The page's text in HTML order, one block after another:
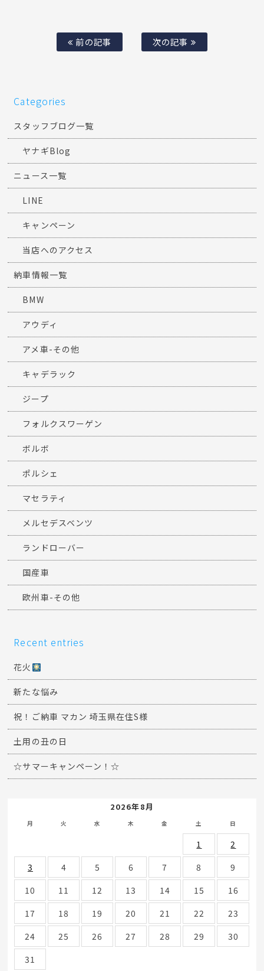
前の記事 次の記事
Categories
スタッフブログ一覧
ヤナギBlog
ニュース一覧
LINE
キャンペーン
当店へのアクセス
納車情報一覧
BMW
アウディ
アメ車-その他
キャデラック
ジープ
フォルクスワーゲン
ボルボ
ポルシェ
マセラティ
メルセデスベンツ
ランドローバー
国産車
欧州車-その他
Recent entries
花火
新たな悩み
祝！ご納車 マカン 埼玉県在住S様
土用の丑の日
☆サマーキャンペーン！☆
2026年8月
月 火 水 木 金 土 日
1
2
3
4 5 6 7 8
9
10
11 12 13 14 15
16
17
18 19 20 21 22
23
24
25 26 27 28 29
30
31